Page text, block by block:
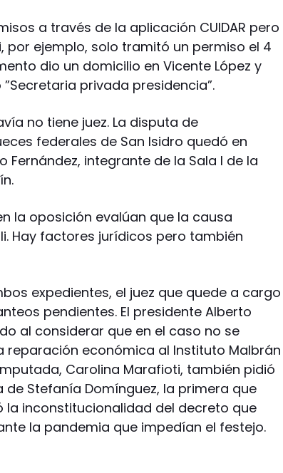
a través de la aplicación CUIDAR pero
por ejemplo, solo tramitó un permiso el 4
dio un domicilio en Vicente López y
privada presidencia”.
no tiene juez. La disputa de
federales de San Isidro quedó en
integrante de la Sala I de la
la oposición evalúan que la causa
Hay factores jurídicos pero también
expedientes, el juez que quede a cargo
pendientes. El presidente Alberto
al considerar que en el caso no se
reparación económica al Instituto Malbrán
Carolina Marafioti, también pidió
de Stefanía Domínguez, la primera que
inconstitucionalidad del decreto que
la pandemia que impedían el festejo.